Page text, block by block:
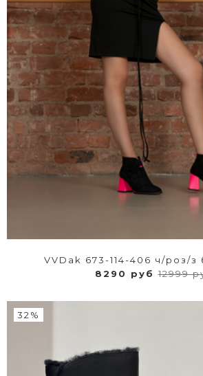
VVDak 673-114-406 ч/роз/з
8290 руб12999
32%